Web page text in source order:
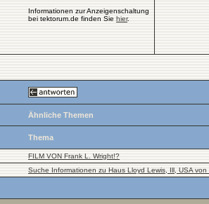
Informationen zur Anzeigenschaltung
bei tektorum.de finden Sie hier.
Ähnliche Themen
Thema
FILM VON Frank L. Wright!?
Suche Informationen zu Haus Lloyd Lewis, Ill, USA von